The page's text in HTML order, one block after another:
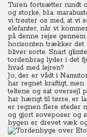
Turen fortsætter rundt
og storke, bl.a.
vi trøster os med, at vi
elefanter, når vi
på denne rejse
horisonten trækker det
bliver sorte. Snart
tordenbrag lyder i det
hvad med lejren?
Jo, der er vådt i
har regnet kraftigt,
teltene og sat oversejl
har hængt til tørre, er
er regnen flere steder
og gjort soveposer og
bygen er drevet væk